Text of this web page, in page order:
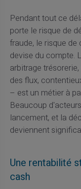
Pendant tout ce
porte le risque de
fraude, le risque
devise du compte.
arbitrage
des flux,
– est un métier à
Beaucoup
lancement, et la
deviennent
Une rentabilité
cash